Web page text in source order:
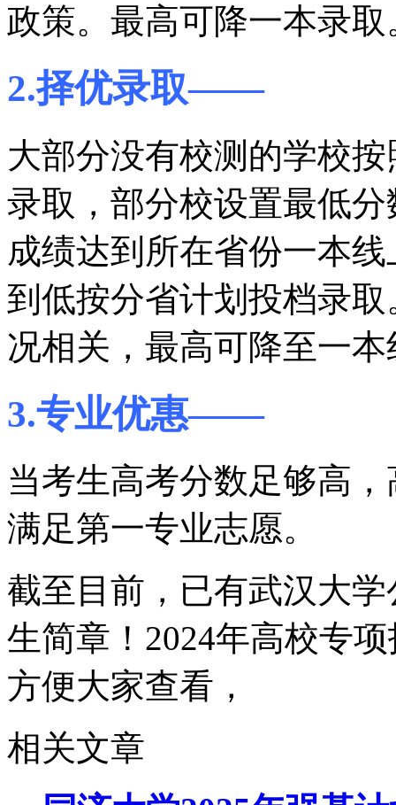
政策。最高可降一本录取
2.择优录取——
大部分没有校测的学校
录取，部分校设置最低
成绩达到所在省份一本
到低按分省计划投档录
况相关，最高可降至一
3.专业优惠——
当考生高考分数足够高
满足第一专业志愿。
截至目前，已有武汉大
生简章！2024年高校专
方便大家查看，
相关文章